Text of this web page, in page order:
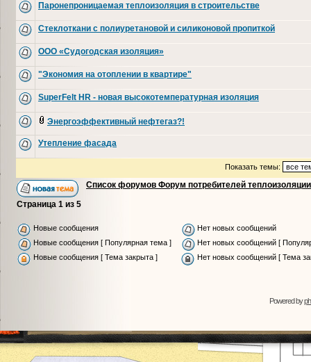
Паронепроницаемая теплоизоляция в строительстве
Стеклоткани с полиуретановой и силиконовой пропиткой
ООО «Судогодская изоляция»
"Экономия на отоплении в квартире"
SuperFelt HR - новая высокотемпературная изоляция
Энергоэффективный нефтегаз?!
Утепление фасада
Показать темы:
Список форумов Форум потребителей теплоизоляции
Страница 1 из 5
Новые сообщения
Нет новых сообщений
Новые сообщения [ Популярная тема ]
Нет новых сообщений [
Новые сообщения [ Тема закрыта ]
Нет новых сообщений [ Тема
Powered by